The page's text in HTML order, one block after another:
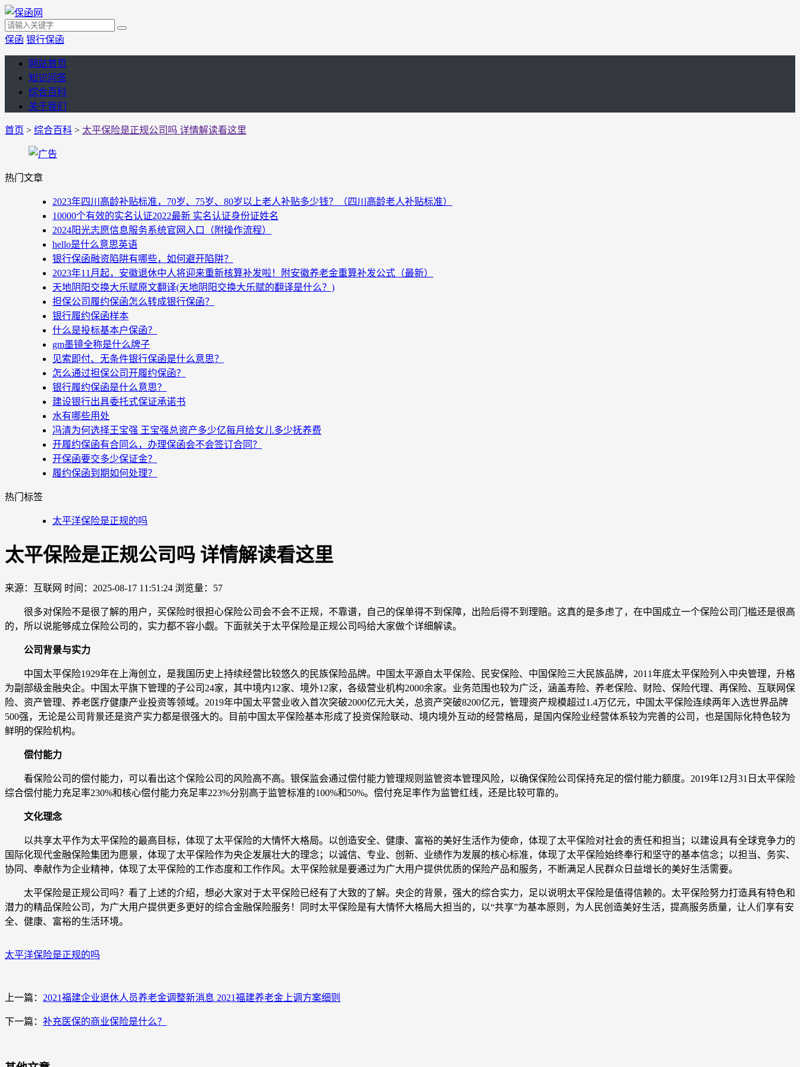
保函 银行保函
网站首页
知识问答
综合百科
关于我们
首页 > 综合百科 > 太平保险是正规公司吗 详情解读看这里
热门文章
2023年四川高龄补贴标准，70岁、75岁、80岁以上老人补贴多少钱？（四川高龄老人补贴标准）
10000个有效的实名认证2022最新 实名认证身份证姓名
2024阳光志愿信息服务系统官网入口（附操作流程）
hello是什么意思英语
银行保函融资陷阱有哪些，如何避开陷阱？
2023年11月起，安徽退休中人将迎来重新核算补发啦！附安徽养老金重算补发公式（最新）
天地阴阳交换大乐赋原文翻译(天地阴阳交换大乐赋的翻译是什么？)
担保公司履约保函怎么转成银行保函？
银行履约保函样本
什么是投标基本户保函？
gm墨镜全称是什么牌子
见索即付、无条件银行保函是什么意思？
怎么通过担保公司开履约保函？
银行履约保函是什么意思？
建设银行出具委托式保证承诺书
水有哪些用处
冯清为何选择王宝强 王宝强总资产多少亿每月给女儿多少抚养费
开履约保函有合同么，办理保函会不会签订合同？
开保函要交多少保证金？
履约保函到期如何处理？
热门标签
太平洋保险是正规的吗
太平保险是正规公司吗 详情解读看这里
来源：互联网 时间：2025-08-17 11:51:24 浏览量：57
很多对保险不是很了解的用户，买保险时很担心保险公司会不会不正规，不靠谱，自己的保单得不到保障，出险后得不到理赔。这真的是多虑了，在中国成立一个保险公司门槛还是很高
的，所以说能够成立保险公司的，实力都不容小觑。下面就关于太平保险是正规公司吗给大家做个详细解读。
公司背景与实力
中国太平保险1929年在上海创立，是我国历史上持续经营比较悠久的民族保险品牌。中国太平源自太平保险、民安保险、中国保险三大民族品牌，2011年底太平保险列入中央管理，升格
为副部级金融央企。中国太平旗下管理的子公司24家，其中境内12家、境外12家，各级营业机构2000余家。业务范围也较为广泛，涵盖寿险、养老保险、财险、保险代理、再保险、互联网保
险、资产管理、养老医疗健康产业投资等领域。2019年中国太平营业收入首次突破2000亿元大关，总资产突破8200亿元，管理资产规模超过1.4万亿元，中国太平保险连续两年入选世界品牌
500强，无论是公司背景还是资产实力都是很强大的。目前中国太平保险基本形成了投资保险联动、境内境外互动的经营格局，是国内保险业经营体系较为完善的公司，也是国际化特色较为
鲜明的保险机构。
偿付能力
看保险公司的偿付能力，可以看出这个保险公司的风险高不高。银保监会通过偿付能力管理规则监管资本管理风险，以确保保险公司保持充足的偿付能力额度。2019年12月31日太平保险
综合偿付能力充足率230%和核心偿付能力充足率223%分别高于监管标准的100%和50%。偿付充足率作为监管红线，还是比较可靠的。
文化理念
以共享太平作为太平保险的最高目标，体现了太平保险的大情怀大格局。以创造安全、健康、富裕的美好生活作为使命，体现了太平保险对社会的责任和担当；以建设具有全球竞争力的
国际化现代金融保险集团为愿景，体现了太平保险作为央企发展壮大的理念；以诚信、专业、创新、业绩作为发展的核心标准，体现了太平保险始终奉行和坚守的基本信念；以担当、务实、
协同、奉献作为企业精神，体现了太平保险的工作态度和工作作风。太平保险就是要通过为广大用户提供优质的保险产品和服务，不断满足人民群众日益增长的美好生活需要。
太平保险是正规公司吗？看了上述的介绍，想必大家对于太平保险已经有了大致的了解。央企的背景，强大的综合实力，足以说明太平保险是值得信赖的。太平保险努力打造具有特色和
潜力的精品保险公司，为广大用户提供更多更好的综合金融保险服务！同时太平保险是有大情怀大格局大担当的，以“共享”为基本原则，为人民创造美好生活，提高服务质量，让人们享有安
全、健康、富裕的生活环境。
太平洋保险是正规的吗
上一篇： 2021福建企业退休人员养老金调整新消息 2021福建养老金上调方案细则
下一篇： 补充医保的商业保险是什么？